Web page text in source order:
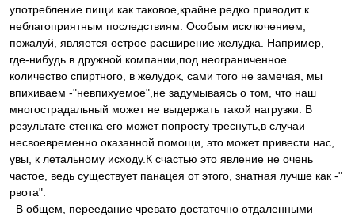
употребление пищи как таковое,крайне редко приводит к
неблагоприятным последствиям. Особым исключением,
пожалуй, является острое расширение желудка. Например,
где-нибудь в дружной компании,под неограниченное
количество спиртного, в желудок, сами того не замечая, мы
впихиваем -"невпихуемое",не задумываясь о том, что наш
многострадальный может не выдержать такой нагрузки. В
результате стенка его может попросту треснуть,в случаи
несвоевременно оказанной помощи, это может привести нас,
увы, к летальному исходу.К счастью это явление не очень
частое, ведь существует панацея от этого, знатная лучше как -"
рвота".
В общем, переедание чревато достаточно отдаленными